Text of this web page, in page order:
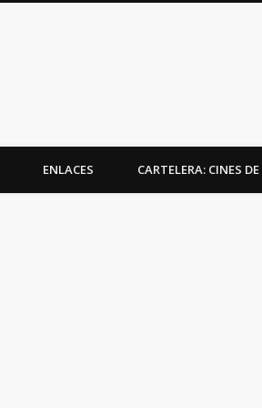
ENLACES CARTELERA: CINES